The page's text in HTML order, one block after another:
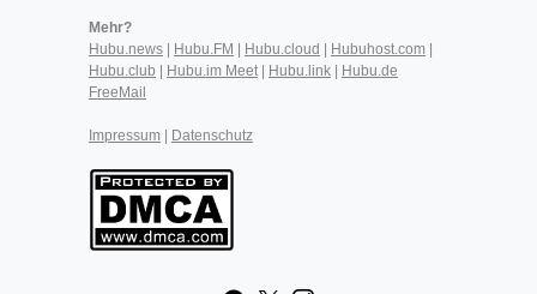
Mehr?
Hubu.news
Hubu.FM Hubu.cloud Hubuhost.com
Hubu.club
Hubu.im Meet| Hubu.link
Hubu.de
FreeMail
Impressum Datenschutz